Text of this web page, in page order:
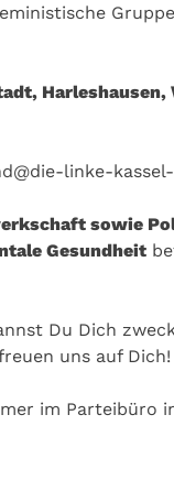
Harleshausen,
linke-
sowie
Gesundheit
Du Dich
uns auf Dich!
im Parteibüro